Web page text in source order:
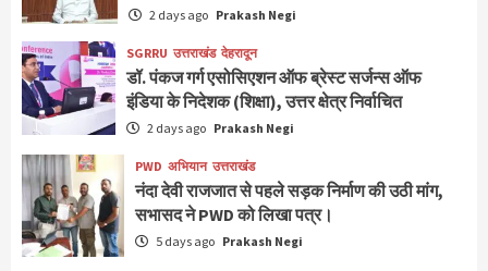
2 days ago Prakash Negi
SGRRU उत्तराखंड देहरादून
डॉ. पंकज गर्ग एसोसिएशन ऑफ ब्रेस्ट सर्जन्स ऑफ
इंडिया के निदेशक (शिक्षा), उत्तर क्षेत्र निर्वाचित
2 days ago Prakash Negi
PWD अभियान उत्तराखंड
नंदा देवी राजजात से पहले सड़क निर्माण की उठी मांग,
सभासद ने PWD को लिखा पत्र।
5 days ago Prakash Negi